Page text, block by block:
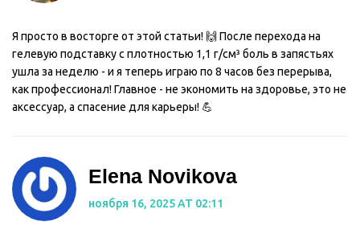
Я просто в восторге от этой статьи! 🙌 После перехода на
гелевую подставку с плотностью 1,1 г/см³ боль в запястьях
ушла за неделю - и я теперь играю по 8 часов без перерыва,
как профессионал! Главное - не экономить на здоровье, это не
аксессуар, а спасение для карьеры! 💪
Elena Novikova
ноября 16, 2025 AT 02:11